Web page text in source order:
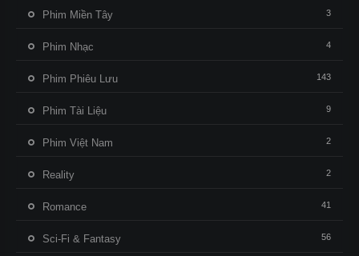
Phim Miền Tây 3
Phim Nhạc 4
Phim Phiêu Lưu 143
Phim Tài Liệu 9
Phim Việt Nam 2
Reality 2
Romance 41
Sci-Fi & Fantasy 56